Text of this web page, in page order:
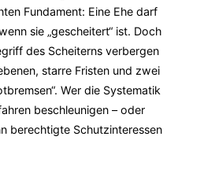
Fundament: Eine Ehe darf
sie „gescheitert“ ist. Doch
des Scheiterns verbergen
starre Fristen und zwei
Wer die Systematik
beschleunigen – oder
berechtigte Schutzinteressen